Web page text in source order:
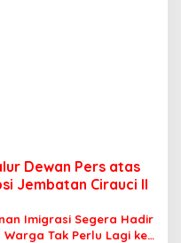
Dewan Pers atas
Jembatan Cirauci II
Imigrasi Segera Hadir
Warga Tak Perlu Lagi ke